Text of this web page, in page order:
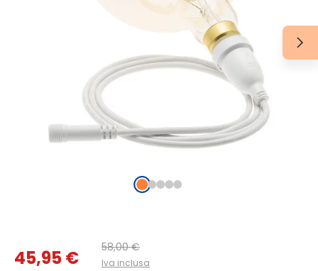
45,95 € 58,00 €
Iva inclusa